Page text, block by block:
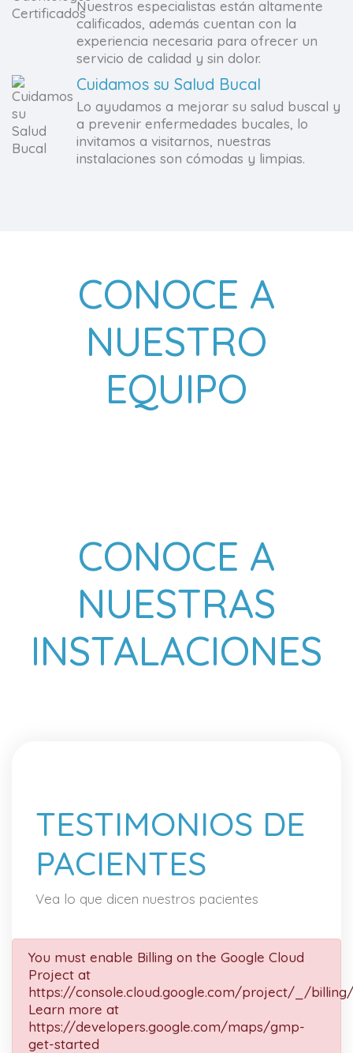
Nuestros especialistas están altamente
calificados, además cuentan con la
experiencia necesaria para ofrecer un
servicio de calidad y sin dolor.
Cuidamos su Salud Bucal
Lo ayudamos a mejorar su salud buscal y
a prevenir enfermedades bucales, lo
invitamos a visitarnos, nuestras
instalaciones son cómodas y limpias.
CONOCE A
NUESTRO
EQUIPO
CONOCE A
NUESTRAS
INSTALACIONES
TESTIMONIOS DE
PACIENTES
Vea lo que dicen nuestros pacientes
You must enable Billing on the Google Cloud
Project at
https://console.cloud.google.com/project/_/
Learn more at
https://developers.google.com/maps/gmp-
get-started